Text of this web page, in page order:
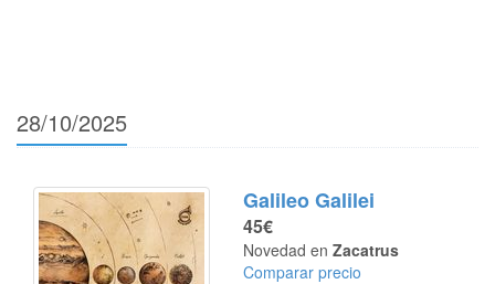
28/10/2025
Galileo Galilei
45€
Novedad en Zacatrus
Comparar precio